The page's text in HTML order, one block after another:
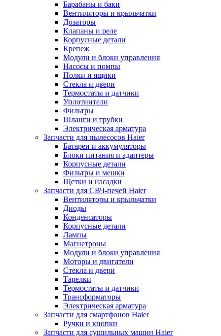
Барабаны и баки
Вентиляторы и крыльчатки
Дозаторы
Клапаны и реле
Корпусные детали
Крепеж
Модули и блоки управления
Насосы и помпы
Полки и ящики
Стекла и двери
Термостаты и датчики
Уплотнители
Фильтры
Шланги и трубки
Электрическая арматура
Запчасти для пылесосов Haier
Батареи и аккумуляторы
Блоки питания и адаптеры
Корпусные детали
Фильтры и мешки
Щетки и насадки
Запчасти для СВЧ-печей Haier
Вентиляторы и крыльчатки
Диоды
Конденсаторы
Корпусные детали
Лампы
Магнетроны
Модули и блоки управления
Моторы и двигатели
Стекла и двери
Тарелки
Термостаты и датчики
Трансформаторы
Электрическая арматура
Запчасти для смартфонов Haier
Ручки и кнопки
Запчасти для сушильных машин Haier